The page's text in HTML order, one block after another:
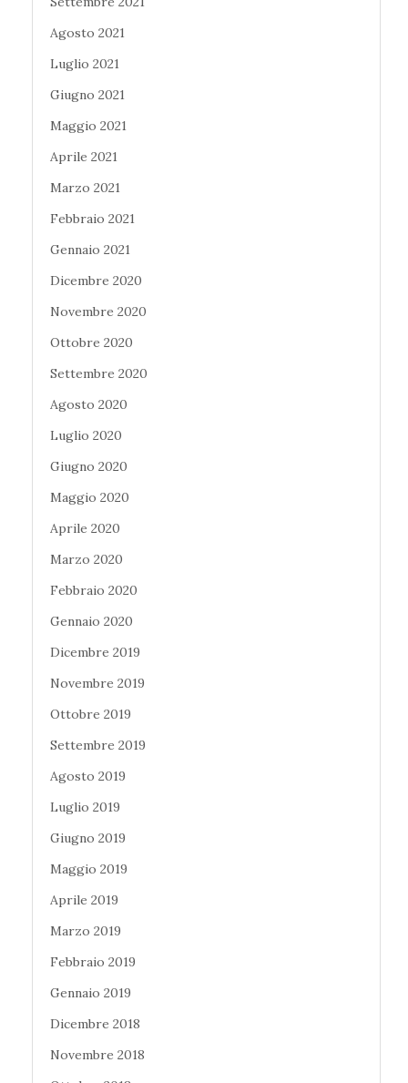
Agosto 2021
Luglio 2021
Giugno 2021
Maggio 2021
Aprile 2021
Marzo 2021
Febbraio 2021
Gennaio 2021
Dicembre 2020
Novembre 2020
Ottobre 2020
Settembre 2020
Agosto 2020
Luglio 2020
Giugno 2020
Maggio 2020
Aprile 2020
Marzo 2020
Febbraio 2020
Gennaio 2020
Dicembre 2019
Novembre 2019
Ottobre 2019
Settembre 2019
Agosto 2019
Luglio 2019
Giugno 2019
Maggio 2019
Aprile 2019
Marzo 2019
Febbraio 2019
Gennaio 2019
Dicembre 2018
Novembre 2018